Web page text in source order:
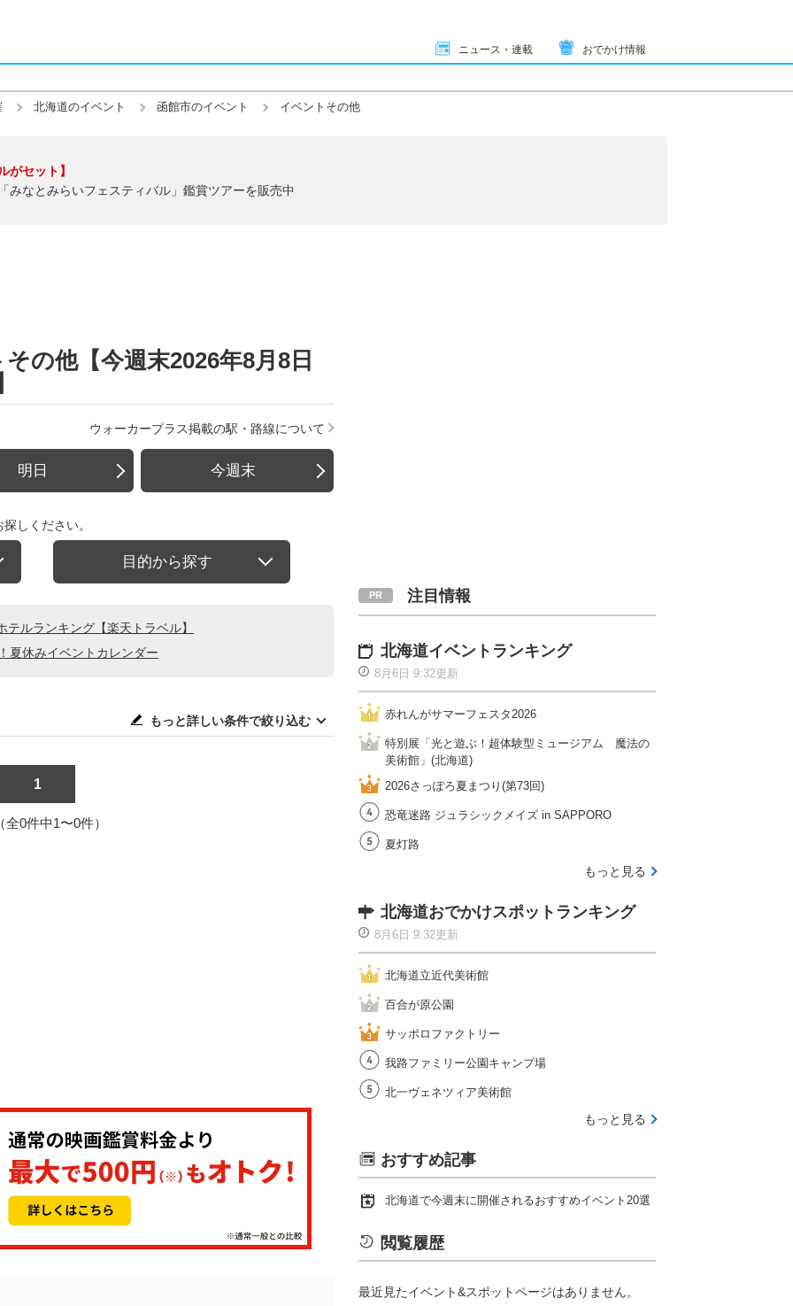
ニュース・連載 おでかけ情報
北海道のイベント 函館市のイベント イベントその他
がセット】
みなとみらいフェスティバル」鑑賞ツアーを販売中
の他【今週末2026年8月8日
ウォーカープラス掲載の駅・路線について
明日 今週末
しください。
目的から探す
ルランキング【楽天トラベル】
夏休みイベントカレンダー
もっと詳しい条件で絞り込む
1
全0件中1〜0件）
注目情報
北海道イベントランキング
8月6日 9:32更新
赤れんがサマーフェスタ2026
特別展「光と遊ぶ！超体験型ミュージアム 魔法の
美術館」(北海道)
2026さっぽろ夏まつり(第73回)
恐竜迷路 ジュラシックメイズ in SAPPORO
夏灯路
もっと見る
北海道おでかけスポットランキング
8月6日 9:32更新
北海道立近代美術館
百合が原公園
サッポロファクトリー
我路ファミリー公園キャンプ場
北一ヴェネツィア美術館
もっと見る
おすすめ記事
北海道で今週末に開催されるおすすめイベント20選
閲覧履歴
最近見たイベント&スポットページはありません。